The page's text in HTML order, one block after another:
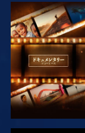
シリーズを探求